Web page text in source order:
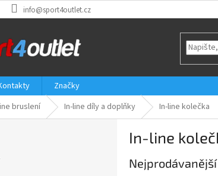
info@sport4outlet.cz
Značky
bruslení In-line díly a doplňky In-line kolečka
In-line
Nejprodávanější